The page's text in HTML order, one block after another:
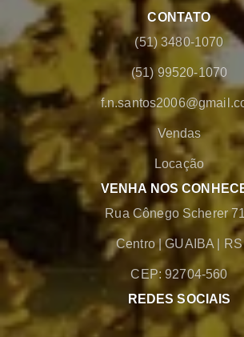
CONTATO
(51) 3480-1070
(51) 99520-1070
Vendas
Locação
VENHA NOS
Rua Cônego Scherer
Centro |GUAIBA RS
CEP: 92704-560
REDES SOCIAIS